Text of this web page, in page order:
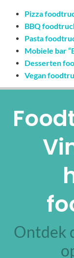
Pizza
BBQ
Pasta
Mobiele bar
Desserten
Vegan
Ontdek